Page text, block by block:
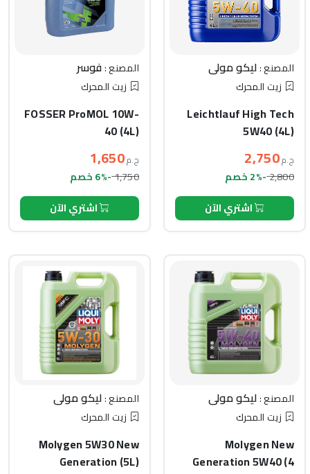
المصنع :ليكو مولي
زيت المحرك
Leichtlauf High Tech
5W40 (4L)
ج.م2,750
2,800-2% خصم
اشتري الآن
المصنع :فوسر
زيت المحرك
FOSSER ProMOL 10W-
40 (4L)
ج.م1,650
1,750-6% خصم
اشتري الآن
المصنع :ليكو مولي
زيت المحرك
Molygen New
Generation 5W40 (4
المصنع :ليكو مولي
زيت المحرك
Molygen 5W30 New
Generation (5L)